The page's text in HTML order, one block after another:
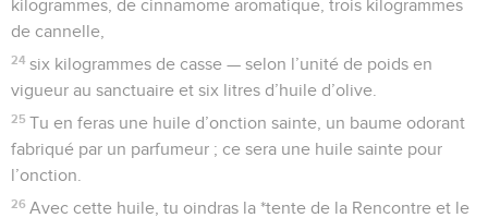
kilogrammes, de cinnamome aromatique, trois kilogrammes
de cannelle,
24 six kilogrammes de casse — selon l’unité de poids en
vigueur au sanctuaire et six litres d’huile d’olive.
25 Tu en feras une huile d’onction sainte, un baume odorant
fabriqué par un parfumeur ; ce sera une huile sainte pour
l’onction.
26 Avec cette huile, tu oindras la *tente de la Rencontre et le